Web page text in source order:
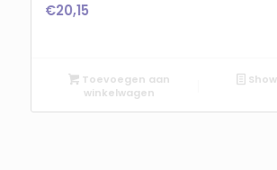
€20,15
Toevoegen aan
winkelwagen